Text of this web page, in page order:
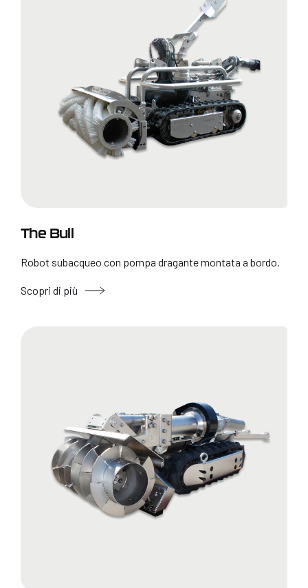
The Bull
Robot subacqueo con pompa dragante montata a bordo.
Scopri di più